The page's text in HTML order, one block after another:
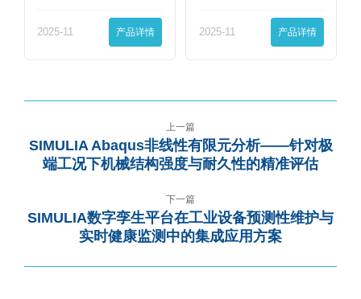
2025-11 产品详情 2025-11 产品详情
上一篇
SIMULIA Abaqus非线性有限元分析——针对极
端工况下机械结构强度与耐久性的精准评估
下一篇
SIMULIA数字孪生平台在工业设备预测性维护与
实时健康监测中的集成应用方案